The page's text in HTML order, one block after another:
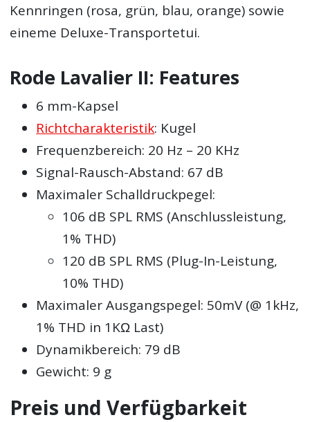
Kennringen (rosa, grün, blau, orange) sowie
eineme Deluxe-Transportetui.
Rode Lavalier II: Features
6 mm-Kapsel
Richtcharakteristik: Kugel
Frequenzbereich: 20 Hz – 20 KHz
Signal-Rausch-Abstand: 67 dB
Maximaler Schalldruckpegel:
106 dB SPL RMS (Anschlussleistung,
1% THD)
120 dB SPL RMS (Plug-In-Leistung,
10% THD)
Maximaler Ausgangspegel: 50mV (@ 1kHz,
1% THD in 1KΩ Last)
Dynamikbereich: 79 dB
Gewicht: 9 g
Preis und Verfügbarkeit